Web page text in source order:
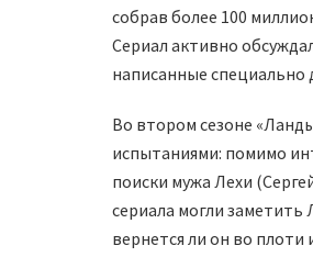
собрав более 100
Сериал активно
написанные специально
Во втором сезоне
испытаниями: помимо
поиски мужа Лехи
сериала могли заметить
вернется ли он во